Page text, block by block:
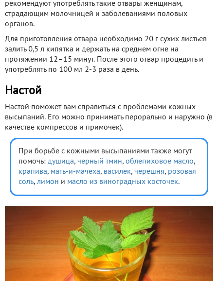
рекомендуют употреблять такие отвары женщинам,
страдающим молочницей и заболеваниями половых
органов.
Для приготовления отвара необходимо 20 г сухих листьев
залить 0,5 л кипятка и держать на среднем огне на
протяжении 12–15 минут. После этого отвар процедить и
употреблять по 100 мл 2-3 раза в день.
Настой
Настой поможет вам справиться с проблемами кожных
высыпаний. Его можно принимать перорально и наружно (в
качестве компрессов и примочек).
При борьбе с кожными высыпаниями также могут
помочь: душица, черный тмин, облепиховое масло,
крапива, мать-и-мачеха, василек, черешня, розовая
соль, лимон и масло из виноградных косточек.